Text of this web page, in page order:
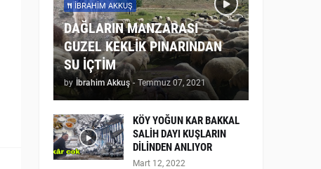
İBRAHIM AKKUŞ
DAĞLARIN MANZARASI
GUZEL KEKLİK PINARINDAN
SU İÇTİM
by İbrahim Akkuş - Temmuz 07, 2021
KÖY YOĞUN KAR BAKKAL
SALİH DAYI KUŞLARIN
DİLİNDEN ANLIYOR
Mart 12, 2022